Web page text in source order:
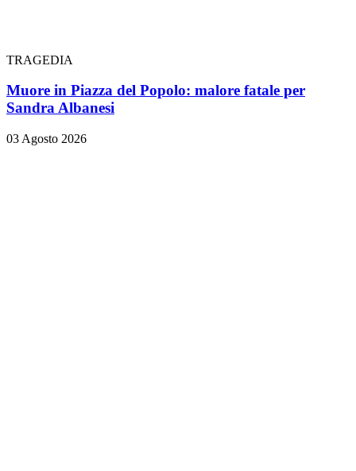
TRAGEDIA
Muore in Piazza del Popolo: malore fatale per
Sandra Albanesi
03 Agosto 2026